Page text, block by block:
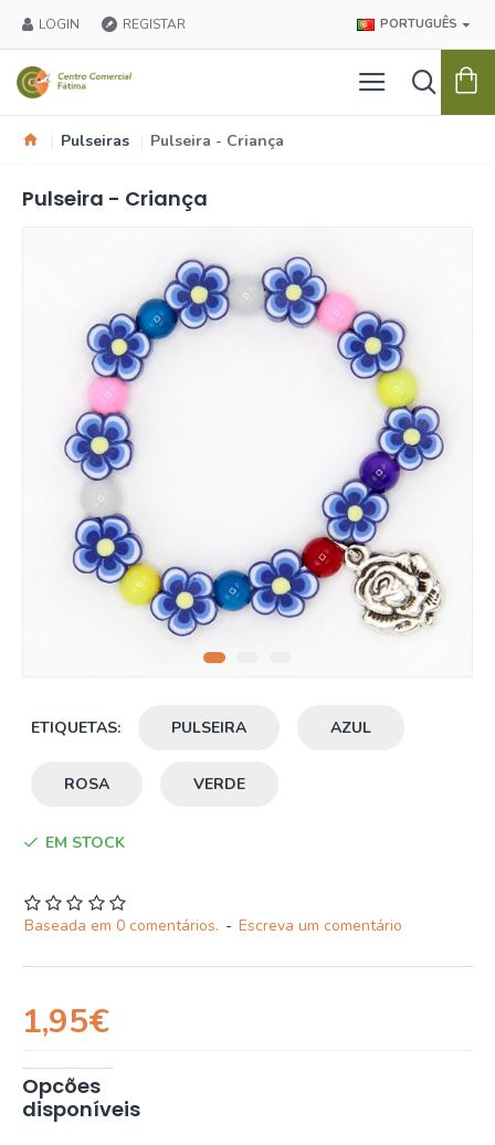
LOGIN REGISTAR PORTUGUÊS
Pulseiras Pulseira - Criança
Pulseira - Criança
ETIQUETAS: PULSEIRA AZUL
ROSA VERDE
EM STOCK
Baseada em 0 comentários. - Escreva um comentário
1,95€
Opcões
disponíveis